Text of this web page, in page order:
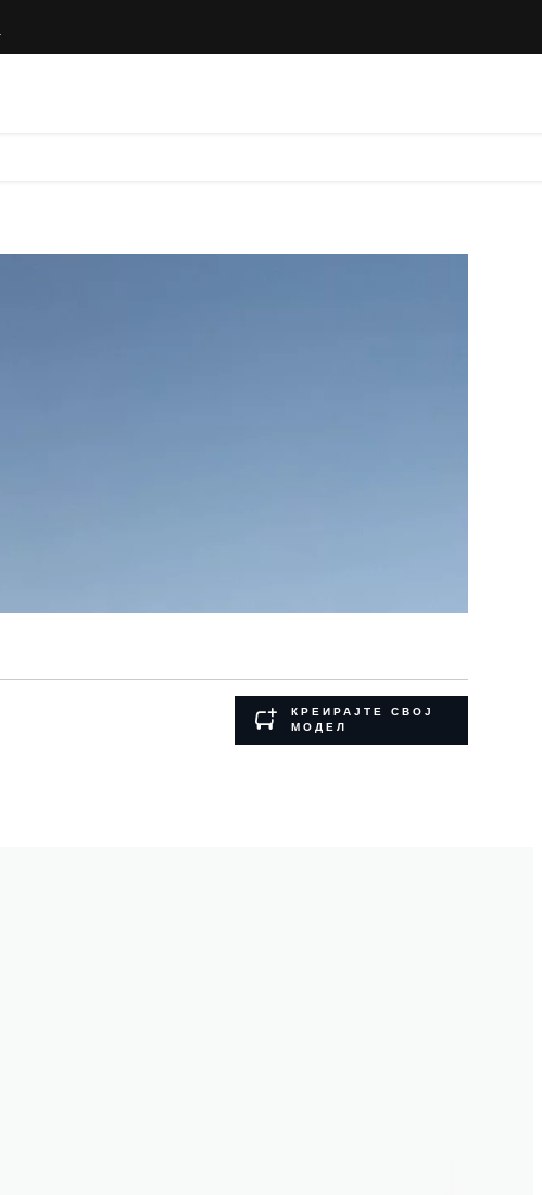
КРЕИРАЈТЕ СВОЈ
МОДЕЛ